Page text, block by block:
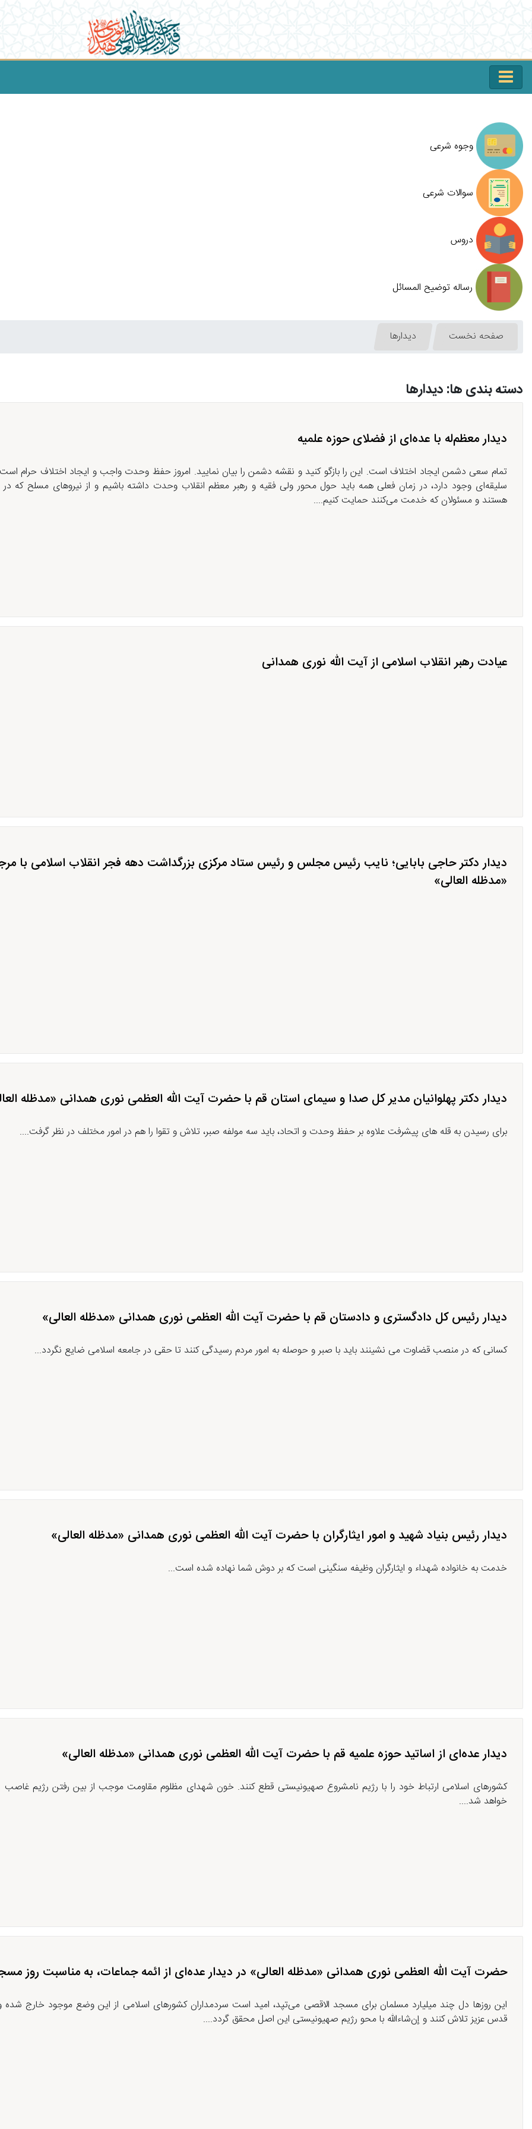
وجوه شرعی
سوالات شرعی
دروس
رساله توضیح المسائل
صفحه نخست دیدارها
دسته بندی ها: دیدارها
دیدار معظم‌له با عده‌ای از فضلای حوزه علمیه
تمام سعی دشمن ایجاد اختلاف است. این را بازگو کنید و نقشه دشمن را بیان نمایید. امروز حفظ وحدت واجب و ایجاد اختلاف حرام
سلیقه‌ای وجود دارد، در زمان فعلی همه باید حول محور ولی فقیه و رهبر معظم انقلاب وحدت داشته باشیم و از نیروهای مسلح که
هستند و مسئولان که خدمت می‌کنند حمایت کنیم....
عیادت رهبر انقلاب اسلامی از آیت الله نوری همدانی
دیدار دکتر حاجی بابایی؛ نایب رئیس مجلس و رئیس ستاد مرکزی بزرگداشت دهه فجر انقلاب اسلامی با
«مدظله العالی»
دیدار دکتر پهلوانیان مدیر کل صدا و سیمای استان قم با حضرت آیت الله العظمی نوری همدانی «مدظله
برای رسیدن به قله های پیشرفت علاوه بر حفظ وحدت و اتحاد، باید سه مولفه صبر، تلاش و تقوا را هم در امور مختلف در نظر گرفت....
دیدار رئیس کل دادگستری و دادستان قم با حضرت آیت الله العظمی نوری همدانی «مدظله العالی»
کسانی که در منصب قضاوت می نشینند باید با صبر و حوصله به امور مردم رسیدگی کنند تا حقی در جامعه اسلامی ضایع نگردد...
دیدار رئیس بنیاد شهید و امور ایثارگران با حضرت آیت الله العظمی نوری همدانی «مدظله العالی»
خدمت به خانواده شهداء و ایثارگران وظیفه سنگینی است که بر دوش شما نهاده شده است...
دیدار عده‌ای از اساتید حوزه علمیه قم با حضرت آیت الله العظمی نوری همدانی «مدظله العالی»
کشورهای اسلامی ارتباط خود را با رژیم نامشروع صهیونیستی قطع کنند. خون شهدای مظلوم مقاومت موجب از بین رفتن رژیم
خواهد شد....
حضرت آیت الله العظمی نوری همدانی «مدظله العالی» در دیدار عده‌ای از ائمه جماعات، به مناسبت روز
این روزها دل چند میلیارد مسلمان برای مسجد الاقصی می‌تپد، امید است سردمداران کشورهای اسلامی از این وضع موجود خارج شده
قدس عزیز تلاش کنند و إن‌شاءالله با محو رژیم صهیونیستی این اصل محقق گردد....